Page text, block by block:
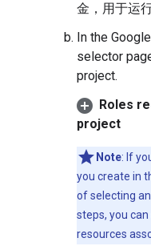
金，用于运
In the
selector
project.
Roles
project
Note: If
you create in
of selecting
steps, you
resources